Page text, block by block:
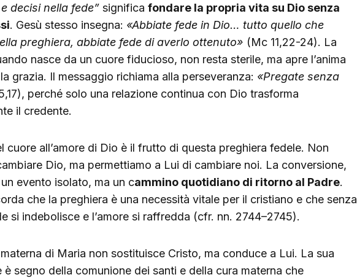
decisi nella fede” significa fondare la propria vita su Dio senza
. Gesù stesso insegna: «Abbiate fede in Dio… tutto quello che
preghiera, abbiate fede di averlo ottenuto» (Mc 11,22-24). La
nasce da un cuore fiducioso, non resta sterile, ma apre l’anima
grazia. Il messaggio richiama alla perseveranza: «Pregate senza
perché solo una relazione continua con Dio trasforma
il credente.
cuore all’amore di Dio è il frutto di questa preghiera fedele. Non
Dio, ma permettiamo a Lui di cambiare noi. La conversione,
evento isolato, ma un cammino quotidiano di ritorno al Padre.
che la preghiera è una necessità vitale per il cristiano e che senza
si indebolisce e l’amore si raffredda (cfr. nn. 2744–2745).
di Maria non sostituisce Cristo, ma conduce a Lui. La sua
è segno della comunione dei santi e della cura materna che